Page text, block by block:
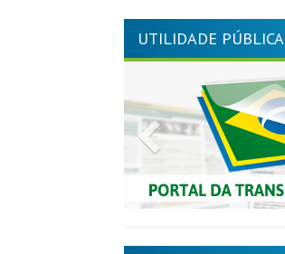
UTILIDADE PÚBLICA
Previous